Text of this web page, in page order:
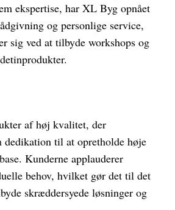
ekspertise, har XL Byg opnået
og personlige service,
sig ved at tilbyde workshops og
af høj kvalitet, der
dedikation til at opretholde høje
Kunderne applauderer
behov, hvilket gør det til det
skræddersyede løsninger og